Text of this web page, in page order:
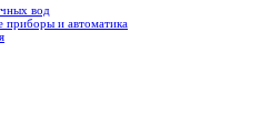
вод
приборы и автоматика